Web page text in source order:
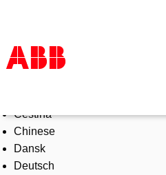
Products & Solutions
Industries
Services
About us
Čeština
Chinese
Dansk
Deutsch